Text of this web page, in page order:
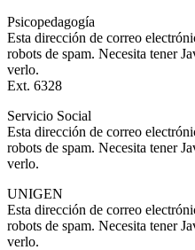
Psicopedagogía
Esta dirección de correo
robots de spam. Necesita tener
verlo.
Ext. 6328
Servicio Social
Esta dirección de correo
robots de spam. Necesita tener
verlo.
UNIGEN
Esta dirección de correo
robots de spam. Necesita tener
verlo.